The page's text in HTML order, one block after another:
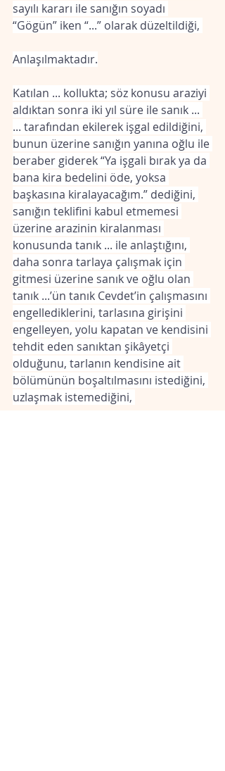
sayılı kararı ile sanığın soyadı
“Gögün” iken “...” olarak düzeltildiği,
Anlaşılmaktadır.
Katılan ... kollukta; söz konusu araziyi
aldıktan sonra iki yıl süre ile sanık ...
... tarafından ekilerek işgal edildiğini,
bunun üzerine sanığın yanına oğlu ile
beraber giderek “Ya işgali bırak ya da
bana kira bedelini öde, yoksa
başkasına kiralayacağım.” dediğini,
sanığın teklifini kabul etmemesi
üzerine arazinin kiralanması
konusunda tanık ... ile anlaştığını,
daha sonra tarlaya çalışmak için
gitmesi üzerine sanık ve oğlu olan
tanık ...’ün tanık Cevdet’in çalışmasını
engellediklerini, tarlasına girişini
engelleyen, yolu kapatan ve kendisini
tehdit eden sanıktan şikâyetçi
olduğunu, tarlanın kendisine ait
bölümünün boşaltılmasını istediğini,
uzlaşmak istemediğini,